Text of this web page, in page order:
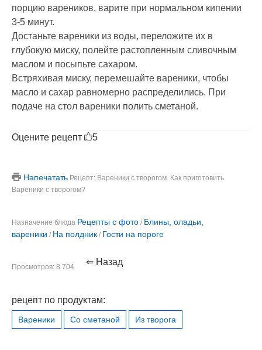
порцию вареников, варите при нормальном кипении
3-5 минут.
Достаньте вареники из воды, переложите их в
глубокую миску, полейте растопленным сливочным
маслом и посыпьте сахаром.
Встряхивая миску, перемешайте вареники, чтобы
масло и сахар равномерно распределились. При
подаче на стол вареники полить сметаной.
Оцените рецепт 5
Напечатать Рецепт: Вареники с творогом. Как приготовить
Вареники с творогом?
Назначение блюда Рецепты с фото / Блины, оладьи,
вареники / На полдник / Гости на пороге
Просмотров: 8 704 ⇐ Назад
рецепт по продуктам:
Вареники Со сметаной Из творога